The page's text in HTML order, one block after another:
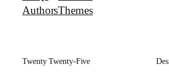
AuthorsThemes
Twenty Twenty-Five